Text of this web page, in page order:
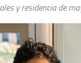
y residencia de